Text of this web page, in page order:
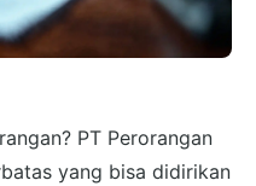
PT Perorangan
yang bisa didirikan